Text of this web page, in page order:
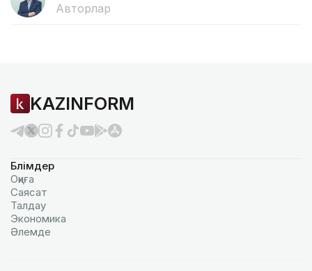
Авторлар
KAZINFORM
Бөлімдер
Оқиға
Саясат
Талдау
Экономика
Әлемде